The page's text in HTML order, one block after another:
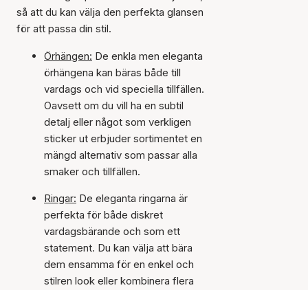
så att du kan välja den perfekta glansen
för att passa din stil.
Örhängen: De enkla men eleganta
örhängena kan bäras både till
vardags och vid speciella tillfällen.
Oavsett om du vill ha en subtil
detalj eller något som verkligen
sticker ut erbjuder sortimentet en
mängd alternativ som passar alla
smaker och tillfällen.
Ringar: De eleganta ringarna är
perfekta för både diskret
vardagsbärande och som ett
statement. Du kan välja att bära
dem ensamma för en enkel och
stilren look eller kombinera flera